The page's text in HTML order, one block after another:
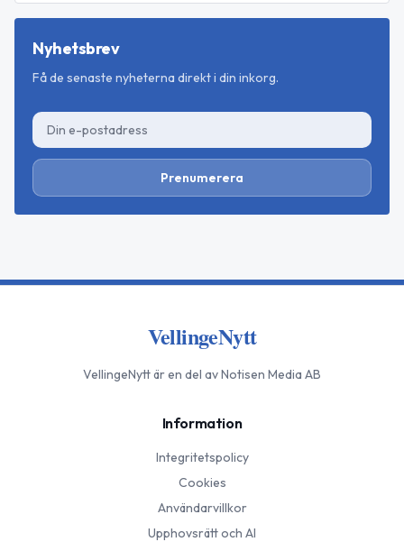
Nyhetsbrev
Få de senaste nyheterna direkt i din inkorg.
Prenumerera
VellingeNytt
VellingeNyttär en del av Notisen Media AB
Information
Integritetspolicy
Cookies
Användarvillkor
Upphovsrätt och AI